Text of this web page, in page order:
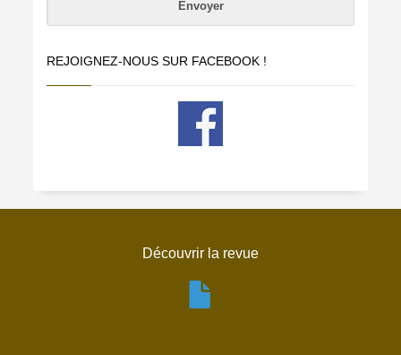
REJOIGNEZ-NOUS SUR FACEBOOK !
Découvrir la revue